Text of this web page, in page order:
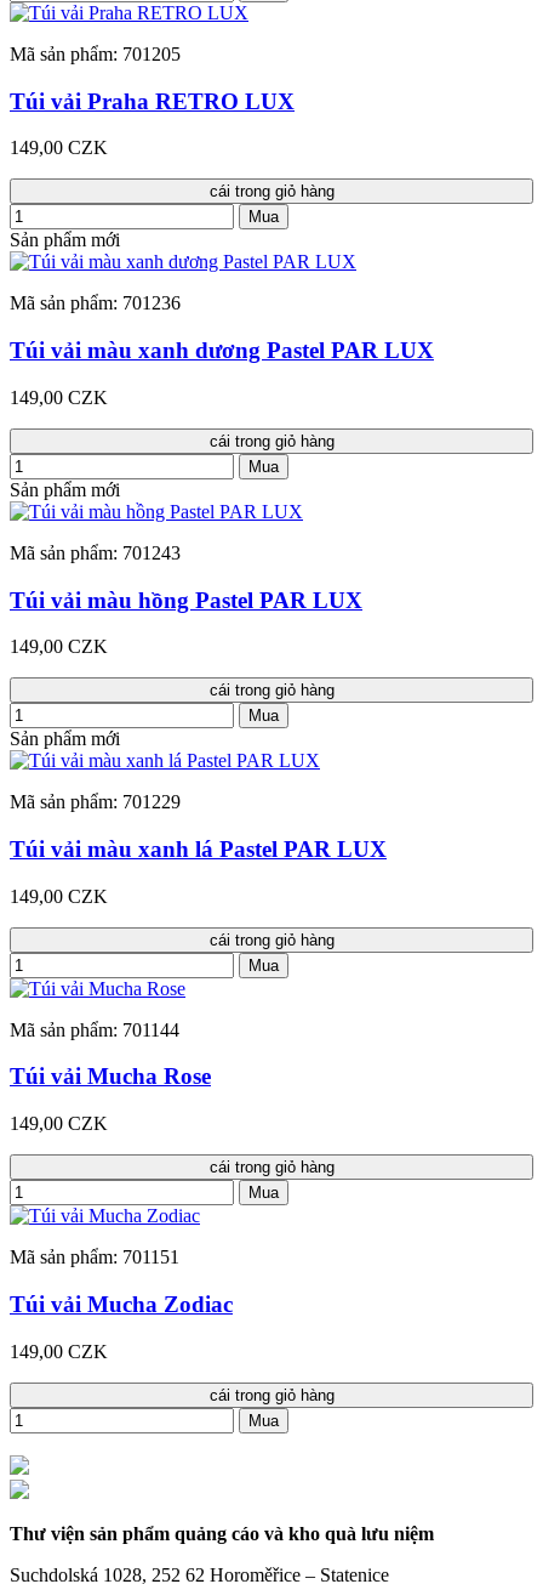
Mã sản phẩm: 701205
Túi vải Praha RETRO LUX
149,00 CZK
cái trong giỏ hàng
Mua
Sản phẩm mới
Mã sản phẩm: 701236
Túi vải màu xanh dương Pastel PAR LUX
149,00 CZK
cái trong giỏ hàng
Mua
Sản phẩm mới
Mã sản phẩm: 701243
Túi vải màu hồng Pastel PAR LUX
149,00 CZK
cái trong giỏ hàng
Mua
Sản phẩm mới
Mã sản phẩm: 701229
Túi vải màu xanh lá Pastel PAR LUX
149,00 CZK
cái trong giỏ hàng
Mua
Mã sản phẩm: 701144
Túi vải Mucha Rose
149,00 CZK
cái trong giỏ hàng
Mua
Mã sản phẩm: 701151
Túi vải Mucha Zodiac
149,00 CZK
cái trong giỏ hàng
Mua
Thư viện sản phẩm quảng cáo và kho quà lưu niệm
Suchdolská 1028, 252 62 Horoměřice – Statenice